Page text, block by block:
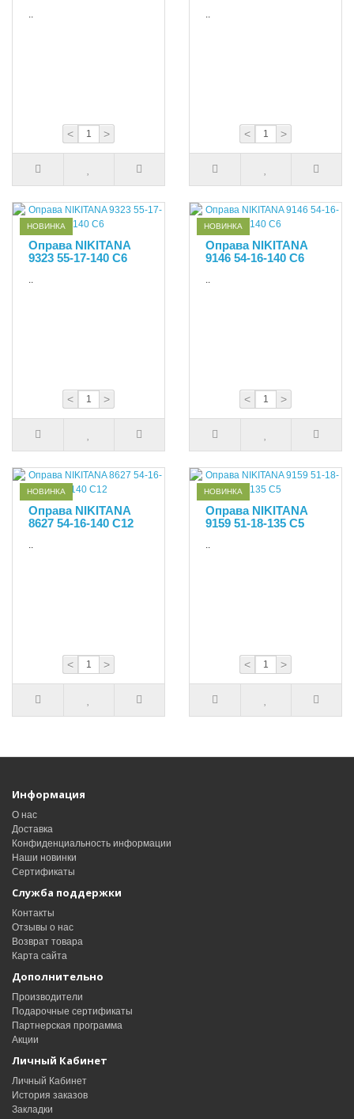
..
< >
..
< >
НОВИНКА
Оправа NIKITANA
9323 55-17-140 С6
..
< >
НОВИНКА
Оправа NIKITANA
9146 54-16-140 С6
..
< >
НОВИНКА
Оправа NIKITANA
8627 54-16-140 C12
..
< >
НОВИНКА
Оправа NIKITANA
9159 51-18-135 С5
..
< >
Информация
О нас
Доставка
Конфиденциальность информации
Наши новинки
Сертификаты
Служба поддержки
Контакты
Отзывы о нас
Возврат товара
Карта сайта
Дополнительно
Производители
Подарочные сертификаты
Партнерская программа
Акции
Личный Кабинет
Личный Кабинет
История заказов
Закладки